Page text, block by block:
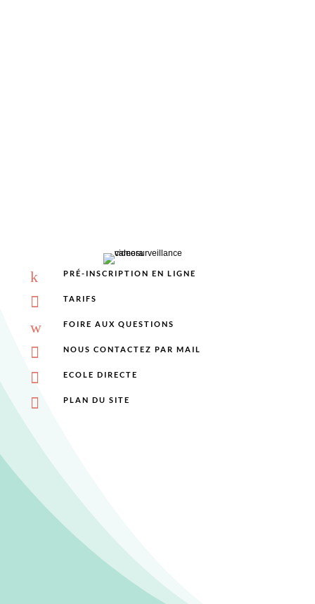
k PRÉ-INSCRIPTION EN LIGNE
 TARIFS
w FOIRE AUX QUESTIONS
 NOUS CONTACTEZ PAR MAIL
 ECOLE DIRECTE
 PLAN DU SITE